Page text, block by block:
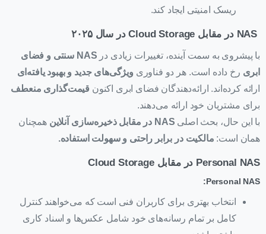
ریسک امنیتی ایجاد کند.
در مقابل در سال۲۰۲۵
با پیشروی به سمت آینده، تغییرات زیادی در NAS سنتی و فضای
ابری رخ داده است. هر دو فناوری ویژگی‌های جدید و بهبود یافته‌ای
ارائه کرده‌اند. ارائه‌دهندگان فضای ابری اکنون قیمت‌گذاری منعطف
برای مشتریان خود ارائه می‌دهند.
با این حال، بحث اصلی NAS در مقابل ذخیره‌سازی آنلاین همچنان
همان است: مالکیت در برابر راحتی و سهولت استفاده.
Personal NAS در مقابل Cloud Storage
Personal NAS:
انتخاب بهتری برای کاربران فنی است که می‌خواهند کنترل
کامل بر تمام رسانه‌های خود شامل عکس‌ها و اسناد کاری